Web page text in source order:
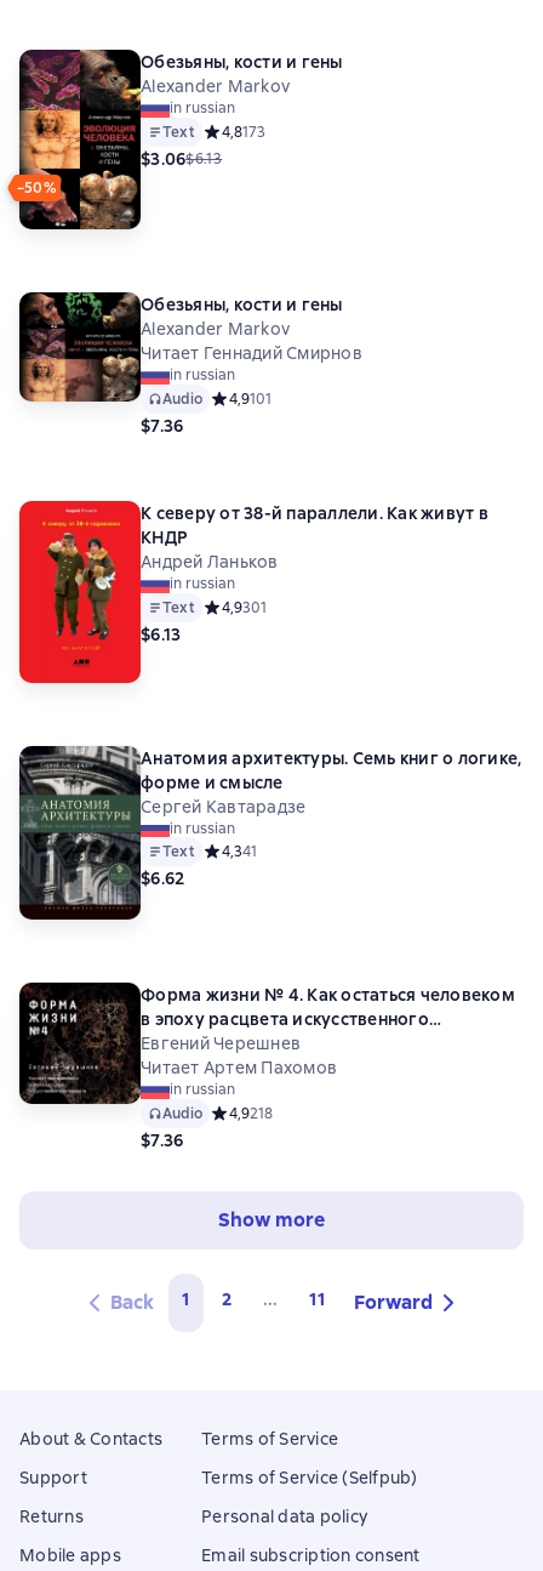
−50%
Обезьяны, кости и гены
Alexander Markov
in russian
Text Средний рейтинг 4,8 на основе 173 оценок
4,8173
$3.06$6.13
Обезьяны, кости и гены
Alexander Markov
Читает Геннадий Смирнов
in russian
Audio Средний рейтинг 4,9 на основе 101 оценок
4,9101
$7.36
К северу от 38-й параллели. Как живут в
КНДР
Андрей Ланьков
in russian
Text Средний рейтинг 4,9 на основе 301 оценок
4,9301
$6.13
Анатомия архитектуры. Семь книг о логике,
форме и смысле
Сергей Кавтарадзе
in russian
Text Средний рейтинг 4,3 на основе 41 оценок
4,341
$6.62
Форма жизни № 4. Как остаться человеком
в эпоху расцвета искусственного
интеллекта
Евгений Черешнев
Читает Артем Пахомов
in russian
Audio Средний рейтинг 4,9 на основе 218 оценок
4,9218
$7.36
Show more
Back 1 2 ... 11 Forward
About & Contacts
Support
Returns
Mobile apps
Terms of Service
Terms of Service (Selfpub)
Personal data policy
Email subscription consent